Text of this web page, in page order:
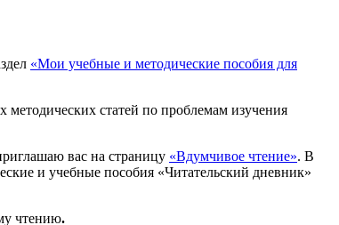
«Мои учебные и методические пособия для
методических статей по проблемам изучения
вас на страницу «Вдумчивое чтение». В
и учебные пособия «Читательский дневник»
чтению.